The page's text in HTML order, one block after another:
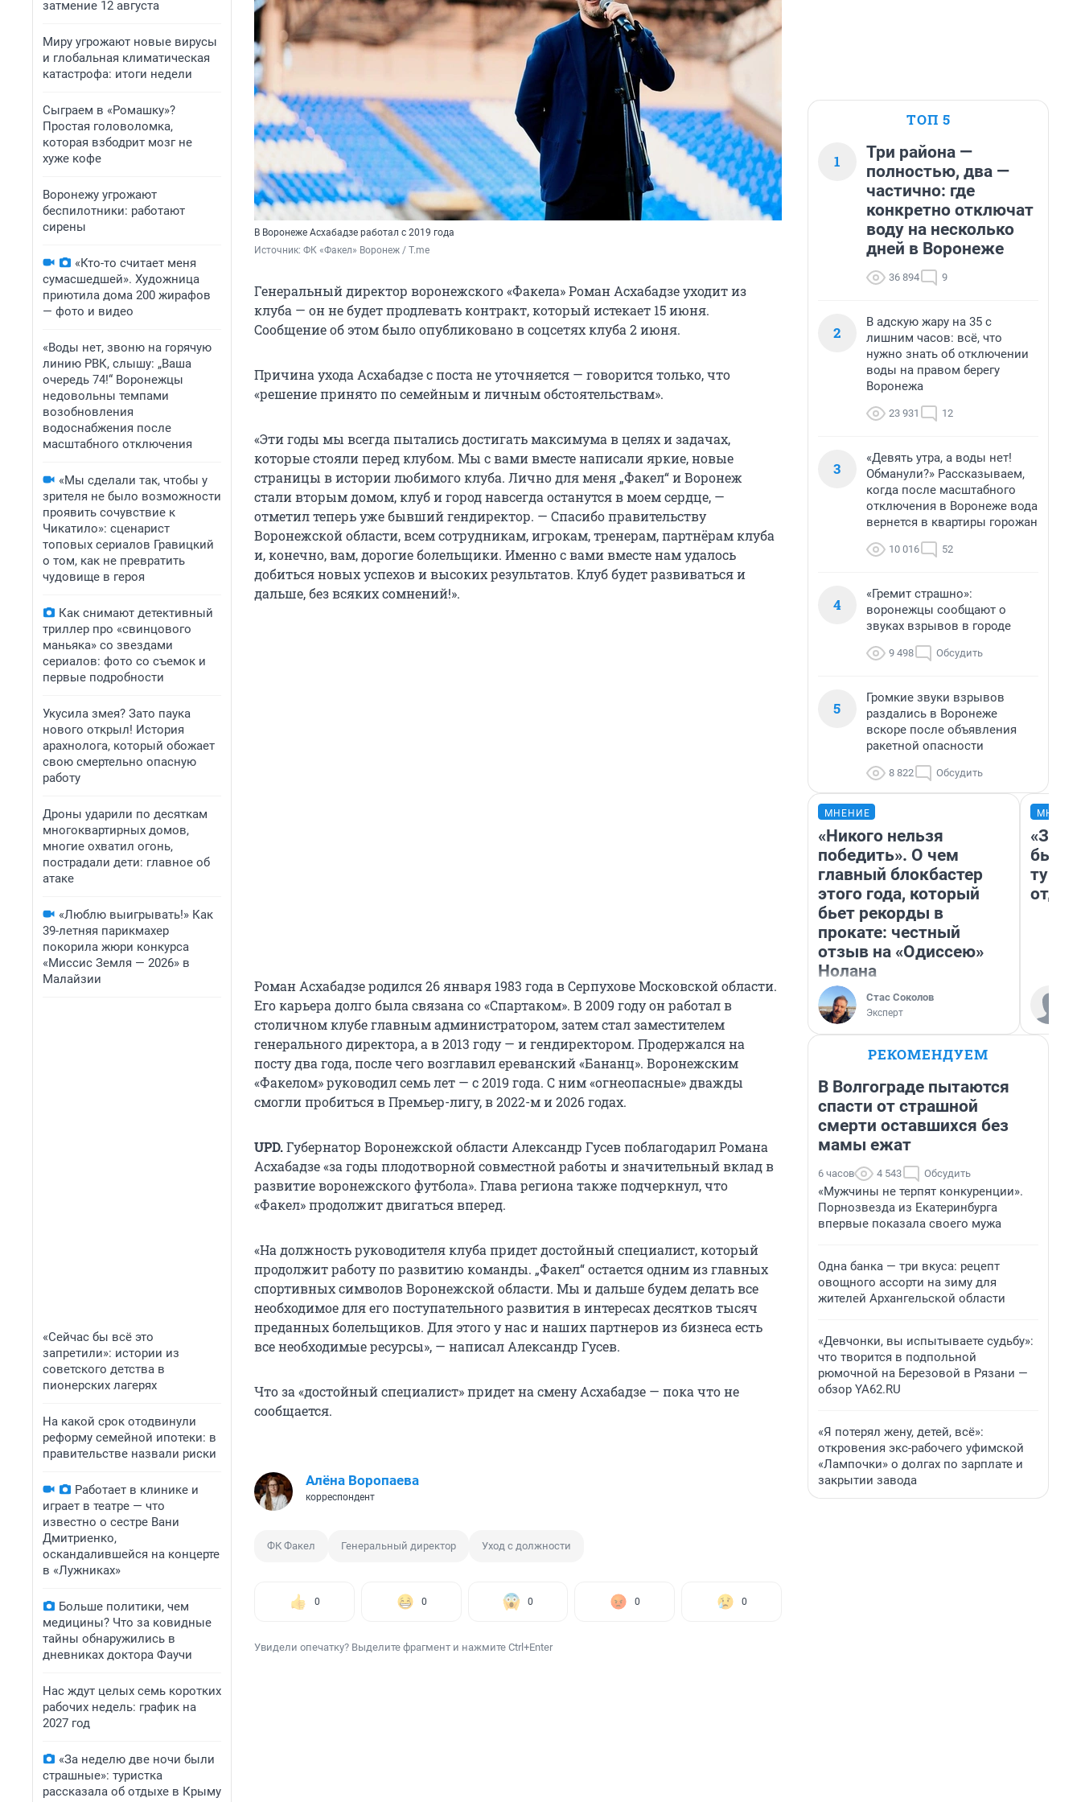
затмение 12 августа
Миру угрожают новые вирусы
и глобальная климатическая
катастрофа: итоги недели
Сыграем в «Ромашку»?
Простая головоломка,
которая взбодрит мозг не
хуже кофе
Воронежу угрожают
беспилотники: работают
сирены
«Кто-то считает меня
сумасшедшей». Художница
приютила дома 200 жирафов
— фото и видео
«Воды нет, звоню на горячую
линию РВК, слышу: „Ваша
очередь 74!“ Воронежцы
недовольны темпами
возобновления
водоснабжения после
масштабного отключения
«Мы сделали так, чтобы у
зрителя не было возможности
проявить сочувствие к
Чикатило»: сценарист
топовых сериалов Гравицкий
о том, как не превратить
чудовище в героя
Как снимают детективный
триллер про «свинцового
маньяка» со звездами
сериалов: фото со съемок и
первые подробности
Укусила змея? Зато паука
нового открыл! История
арахнолога, который обожает
свою смертельно опасную
работу
Дроны ударили по десяткам
многоквартирных домов,
многие охватил огонь,
пострадали дети: главное об
атаке
«Люблю выигрывать!» Как
39-летняя парикмахер
покорила жюри конкурса
«Миссис Земля — 2026» в
Малайзии
«Сейчас бы всё это
запретили»: истории из
советского детства в
пионерских лагерях
На какой срок отодвинули
реформу семейной ипотеки: в
правительстве назвали риски
Работает в клинике и
играет в театре — что
известно о сестре Вани
Дмитриенко,
оскандалившейся на концерте
в «Лужниках»
Больше политики, чем
медицины? Что за ковидные
тайны обнаружились в
дневниках доктора Фаучи
Нас ждут целых семь коротких
рабочих недель: график на
2027 год
«За неделю две ночи были
страшные»: туристка
рассказала об отдыхе в Крыму
В Воронеже Асхабадзе работал с 2019 года
Источник: ФК «Факел» Воронеж / T.me
Генеральный директор воронежского «Факела» Роман Асхабадзе уходит из
клуба — он не будет продлевать контракт, который истекает 15 июня.
Сообщение об этом было опубликовано в соцсетях клуба 2 июня.
Причина ухода Асхабадзе с поста не уточняется — говорится только, что
«решение принято по семейным и личным обстоятельствам».
«Эти годы мы всегда пытались достигать максимума в целях и задачах,
которые стояли перед клубом. Мы с вами вместе написали яркие, новые
страницы в истории любимого клуба. Лично для меня „Факел“ и Воронеж
стали вторым домом, клуб и город навсегда останутся в моем сердце, —
отметил теперь уже бывший гендиректор. — Спасибо правительству
Воронежской области, всем сотрудникам, игрокам, тренерам, партнёрам клуба
и, конечно, вам, дорогие болельщики. Именно с вами вместе нам удалось
добиться новых успехов и высоких результатов. Клуб будет развиваться и
дальше, без всяких сомнений!».
Роман Асхабадзе родился 26 января 1983 года в Серпухове Московской области.
Его карьера долго была связана со «Спартаком». В 2009 году он работал в
столичном клубе главным администратором, затем стал заместителем
генерального директора, а в 2013 году — и гендиректором. Продержался на
посту два года, после чего возглавил ереванский «Бананц». Воронежским
«Факелом» руководил семь лет — с 2019 года. С ним «огнеопасные» дважды
смогли пробиться в Премьер-лигу, в 2022-м и 2026 годах.
UPD.Губернатор Воронежской области Александр Гусев поблагодарил Романа
Асхабадзе «за годы плодотворной совместной работы и значительный вклад в
развитие воронежского футбола». Глава региона также подчеркнул, что
«Факел» продолжит двигаться вперед.
«На должность руководителя клуба придет достойный специалист, который
продолжит работу по развитию команды. „Факел“ остается одним из главных
спортивных символов Воронежской области. Мы и дальше будем делать все
необходимое для его поступательного развития в интересах десятков тысяч
преданных болельщиков. Для этого у нас и наших партнеров из бизнеса есть
все необходимые ресурсы», — написал Александр Гусев.
Что за «достойный специалист» придет на смену Асхабадзе — пока что не
сообщается.
Алёна Воропаева
корреспондент
ФК Факел Генеральный директор Уход с должности
0 0 0 0 0
Увидели опечатку? Выделите фрагмент и нажмите Ctrl+Enter
ТОП 5
1
Три района —
полностью, два —
частично: где
конкретно отключат
воду на несколько
дней в Воронеже
36 894 9
2
В адскую жару на 35 с
лишним часов: всё, что
нужно знать об отключении
воды на правом берегу
Воронежа
23 931 12
3
«Девять утра, а воды нет!
Обманули?» Рассказываем,
когда после масштабного
отключения в Воронеже вода
вернется в квартиры горожан
10 016 52
4
«Гремит страшно»:
воронежцы сообщают о
звуках взрывов в городе
9 498 Обсудить
5
Громкие звуки взрывов
раздались в Воронеже
вскоре после объявления
ракетной опасности
8 822 Обсудить
МНЕНИЕ
«Никого нельзя
победить». О чем
главный блокбастер
этого года, который
бьет рекорды в
прокате: честный
отзыв на «Одиссею»
Нолана
Стас Соколов
Эксперт
«За
были
РЕКОМЕНДУЕМ
В Волгограде пытаются
спасти от страшной
смерти оставшихся без
мамы ежат
6 часов 4 543 Обсудить
«Мужчины не терпят конкуренции».
Порнозвезда из Екатеринбурга
впервые показала своего мужа
Одна банка — три вкуса: рецепт
овощного ассорти на зиму для
жителей Архангельской области
«Девчонки, вы испытываете судьбу»:
что творится в подпольной
рюмочной на Березовой в Рязани —
обзор YA62.RU
«Я потерял жену, детей, всё»:
откровения экс-рабочего уфимской
«Лампочки» о долгах по зарплате и
закрытии завода